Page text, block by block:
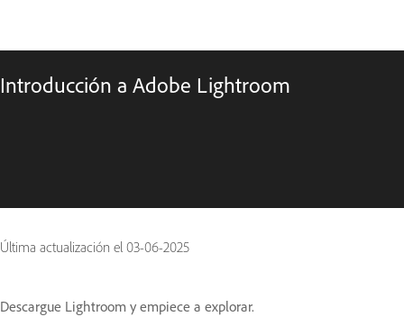
Introducción a Adobe Lightroom
Última actualización el 03-06-2025
Descargue Lightroom y empiece a explorar.